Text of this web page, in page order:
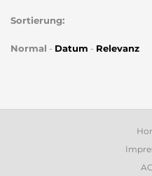
Sortierung:
Normal - Datum - Relevanz